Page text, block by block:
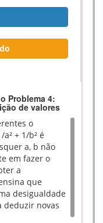
Problema 4:
de valores
o
+ 1/b² é
a, b não
em fazer o
a
que
desigualdade
deduzir novas